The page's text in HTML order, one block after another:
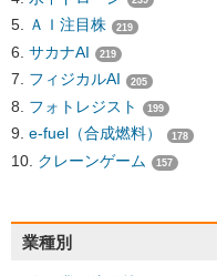
ＡＩ注目株 219
サカナAI 219
フィジカルAI 205
フォトレジスト 199
e-fuel（合成燃料） 178
クレーンゲーム 157
業種別